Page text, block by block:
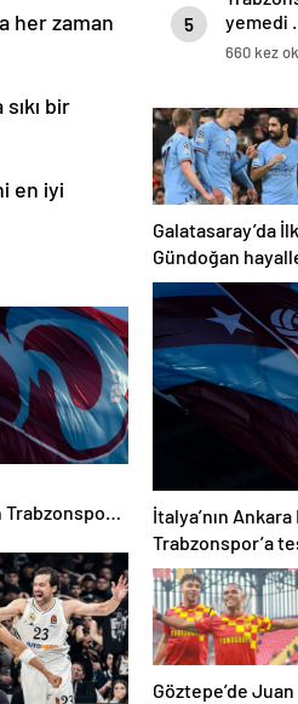
her zaman
bir
en iyi
5
yemedi .
660 kez
Galatasaray’da
Gündoğan
suya düştü
İtalya’nın
Trabzonspor’a
Göztepe’de Juan